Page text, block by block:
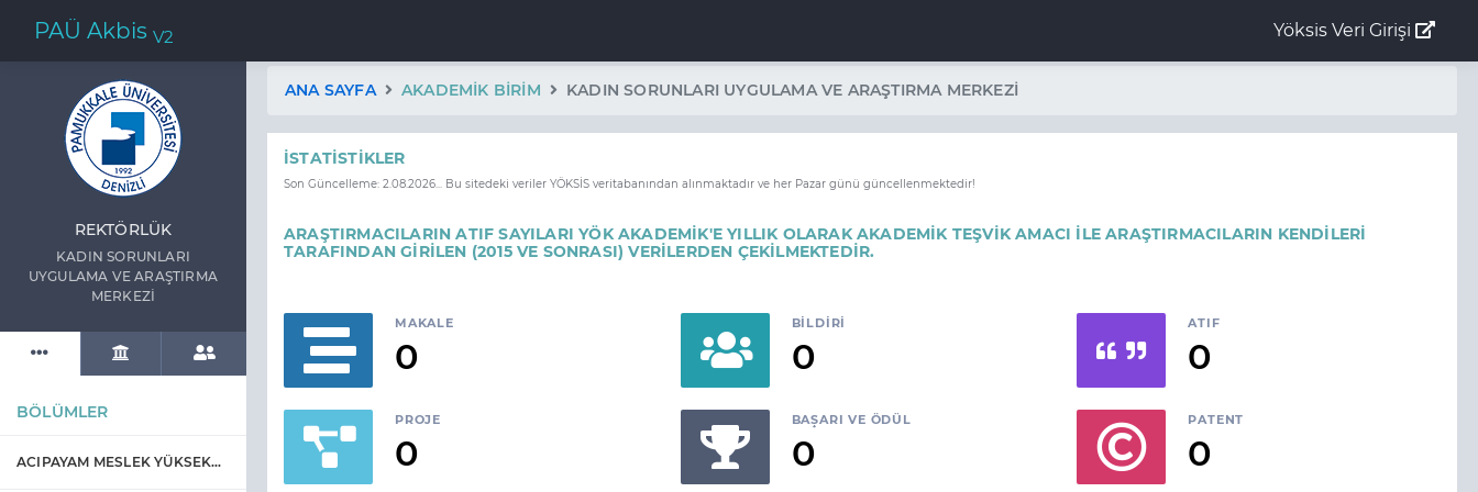
PAÜ Akbis V2 Yöksis Veri Girişi
REKTÖRLÜK
KADIN SORUNLARI
UYGULAMA VE ARAŞTIRMA
MERKEZİ
BÖLÜMLER
ACIPAYAM MESLEK YÜKSEKOKULU
ANA SAYFA AKADEMIK BIRIM KADIN SORUNLARI UYGULAMA VE ARAŞTIRMA MERKEZİ
İSTATISTIKLER
Son Güncelleme: 2.08.2026... Bu sitedeki veriler YÖKSİS veritabanından alınmaktadır ve her Pazar günü güncellenmektedir!
ARAŞTIRMACILARIN ATIF SAYILARI YÖK AKADEMİK'E YILLIK OLARAK AKADEMİK TEŞVİK AMACI İLE ARAŞTIRMACILARIN KENDİLERİ
TARAFINDAN GİRİLEN (2015 VE SONRASI) VERİLERDEN ÇEKİLMEKTEDİR.
MAKALE
0
BILDIRI
0
ATIF
0
PROJE
0
BAŞARI VE ÖDÜL
0
PATENT
0